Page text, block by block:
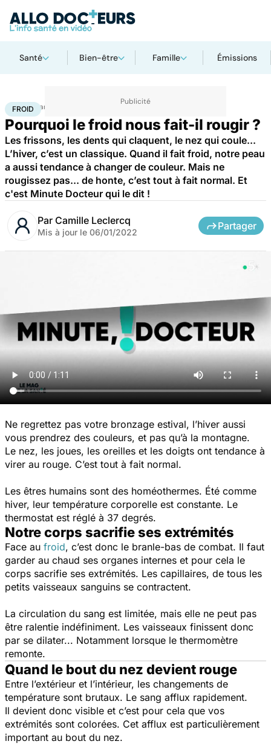
Santé Bien-être Famille Émissions
Accueil Santé
FROID
Pourquoi le froid nous fait-il rougir ?
Les frissons, les dents qui claquent, le nez qui coule...
L’hiver, c’est un classique. Quand il fait froid, notre peau
a aussi tendance à changer de couleur. Mais ne
rougissez pas... de honte, c’est tout à fait normal. Et
c'est Minute Docteur qui le dit !
Par Camille Leclercq
Mis à jour le 06/01/2022
Partager
Ne regrettez pas votre bronzage estival, l’hiver aussi
vous prendrez des couleurs, et pas qu’à la montagne.
Le nez, les joues, les oreilles et les doigts ont tendance à
virer au rouge. C’est tout à fait normal.
Les êtres humains sont des homéothermes. Été comme
hiver, leur température corporelle est constante. Le
thermostat est réglé à 37 degrés.
Notre corps sacrifie ses extrémités
Face au froid, c’est donc le branle-bas de combat. Il faut
garder au chaud ses organes internes et pour cela le
corps sacrifie ses extrémités. Les capillaires, de tous les
petits vaisseaux sanguins se contractent.
La circulation du sang est limitée, mais elle ne peut pas
être ralentie indéfiniment. Les vaisseaux finissent donc
par se dilater... Notamment lorsque le thermomètre
remonte.
Quand le bout du nez devient rouge
Entre l’extérieur et l’intérieur, les changements de
température sont brutaux. Le sang afflux rapidement.
Il devient donc visible et c’est pour cela que vos
extrémités sont colorées. Cet afflux est particulièrement
important au bout du nez.